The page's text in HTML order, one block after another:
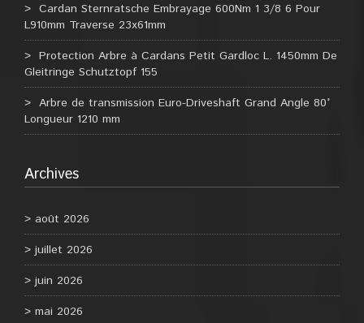
Cardan Sternratsche Embrayage 600Nm 1 3/8 6 Pour
L910mm Traverse 23x61mm
Protection Arbre à Cardans Petit Gardloc L. 1450mm De
Gleitringe Schutztopf 155
Arbre de transmission Euro-Driveshaft Grand Angle 80°
Longueur 1210 mm
Archives
août 2026
juillet 2026
juin 2026
mai 2026